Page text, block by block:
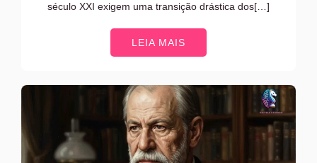
século XXI exigem uma transição drástica dos[…]
LEIA MAIS